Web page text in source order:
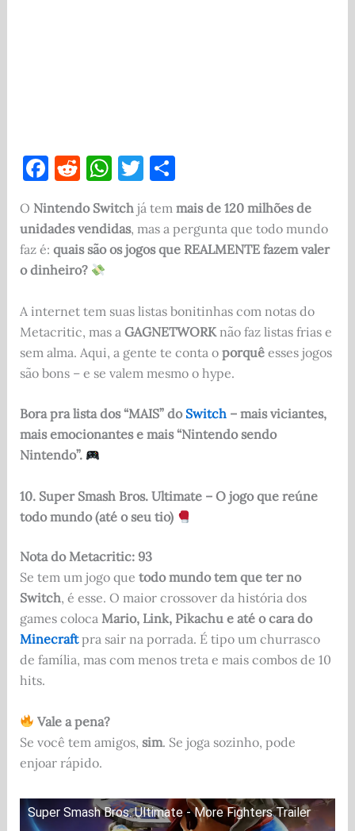
F
c
e
b
o
k
R
e
d
di
t
W
h
at
s
p
T
w
it
te
S
ar
e
O Nintendo Switchjá tem mais de 120 milhões de
unidades vendidas, mas a pergunta que todo mundo
faz é: quais são os jogos que REALMENTE fazem valer
o dinheiro?
A internet tem suas listas bonitinhas com notas do
Metacritic, mas a GAGNETWORKnão faz listas frias e
sem alma. Aqui, a gente te conta o porquêesses jogos
são bons – e se valem mesmo o hype.
Bora pra lista dos “MAIS” do Switch– mais viciantes,
mais emocionantes e mais “Nintendo sendo
Nintendo”.
10. Super Smash Bros. Ultimate – O jogo que reúne
todo mundo (até o seu tio)
Nota do Metacritic: 93
Se tem um jogo que todo mundo tem que ter no
Switch, é esse. O maior crossover da história dos
games coloca Mario, Link, Pikachu e até o cara do
Minecraftpra sair na porrada. É tipo um churrasco
de família, mas com menos treta e mais combos de 10
hits.
Vale a pena?
Se você tem amigos, sim. Se joga sozinho, pode
enjoar rápido.
Super Smash Bros. Ultimate - More Fighters Trailer